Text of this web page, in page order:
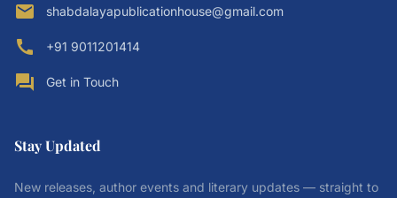
email shabdalayapublicationhouse@gmail.com
call +91 9011201414
forum Get in Touch
Stay Updated
New releases, author events and literary updates — straight to